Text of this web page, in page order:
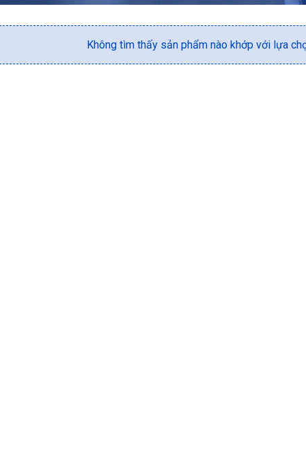
Không tìm thấy sản phẩm nào khớp với lựa